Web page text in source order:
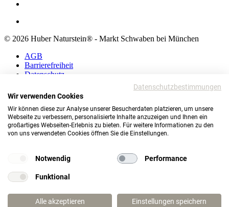
© 2026 Huber Naturstein® - Markt Schwaben bei München
AGB
Barrierefreiheit
Datenschutz
AGB
Barrierefreiheit
Datenschutz
Impressum
Markt Schwaben bei München
TOP
Datenschutzbestimmungen
Wir verwenden Cookies
Wir können diese zur Analyse unserer Besucherdaten platzieren, um unsere
Webseite zu verbessern, personalisierte Inhalte anzuzeigen und Ihnen ein
großartiges Webseiten-Erlebnis zu bieten. Für weitere Informationen zu den
von uns verwendeten Cookies öffnen Sie die Einstellungen.
Notwendig Performance
Funktional
Alle akzeptieren Einstellungen speichern